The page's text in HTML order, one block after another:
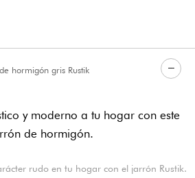
hormigón gris Rustik
y moderno a tu hogar con este
de hormigón.
rudo en tu hogar con el jarrón Rustik.